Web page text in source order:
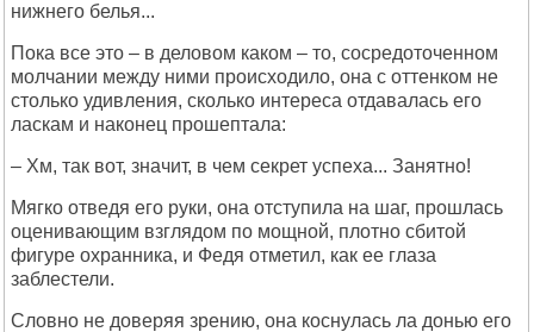
нижнего белья...
Пока все это – в деловом каком – то, сосредоточенном
молчании между ними происходило, она с оттенком не
столько удивления, сколько интереса отдавалась его
ласкам и наконец прошептала:
– Хм, так вот, значит, в чем секрет успеха... Занятно!
Мягко отведя его руки, она отступила на шаг, прошлась
оценивающим взглядом по мощной, плотно сбитой
фигуре охранника, и Федя отметил, как ее глаза
заблестели.
Словно не доверяя зрению, она коснулась ла донью его